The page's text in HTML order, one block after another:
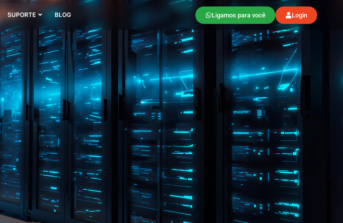
SUPORTE BLOG Ligamos para você Login